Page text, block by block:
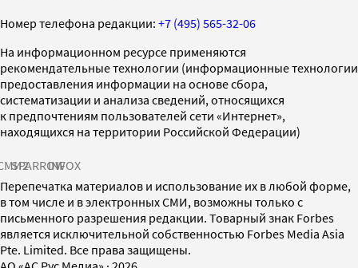
Номер телефона редакции: +7 (495) 565-32-06
На информационном ресурсе применяются
рекомендательные технологии (информационные технологии
предоставления информации на основе сбора,
систематизации и анализа сведений, относящихся
к предпочтениям пользователей сети «Интернет»,
находящихся на территории Российской Федерации)
SPARROWINFOX
Перепечатка материалов и использование их в любой форме,
в том числе и в электронных СМИ, возможны только с
письменного разрешения редакции. Товарный знак Forbes
является исключительной собственностью Forbes Media Asia
Pte. Limited. Все права защищены.